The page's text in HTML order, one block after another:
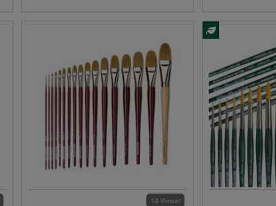
14 Pinsel